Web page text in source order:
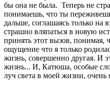
бы она не была. Теперь не
понимаешь, что ты
дальше, соглашаясь только на
страшно вляпаться в новую
принять этот вызов, понимая,
ощущение что я только
жизнь, совершенно другая. И
жизнь... И, Катюша, особые
луч света в моей жизни, очень